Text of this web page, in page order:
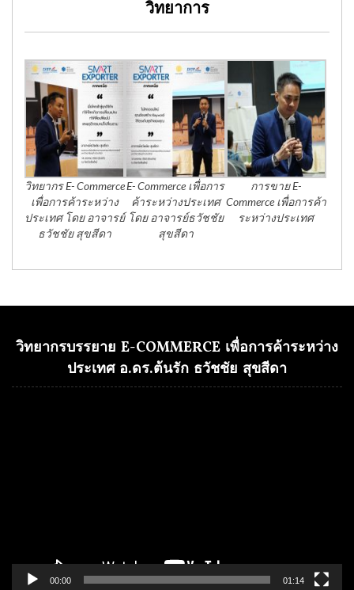
วิทยาการ
วิทยากร E- Commerce
เพื่อการค้าระหว่าง
ประเทศ โดย อาจารย์
ธวัชชัย สุขสีดา
E- Commerce เพื่อการ
ค้าระหว่างประเทศ
โดย อาจารย์ธวัชชัย
สุขสีดา
การขาย E-
Commerce เพื่อการค้า
ระหว่างประเทศ
วิทยากรบรรยาย E-COMMERCE เพื่อการค้าระหว่าง
ประเทศ อ.ดร.ต้นรัก ธวัชชัย สุขสีดา
00:00 01:14